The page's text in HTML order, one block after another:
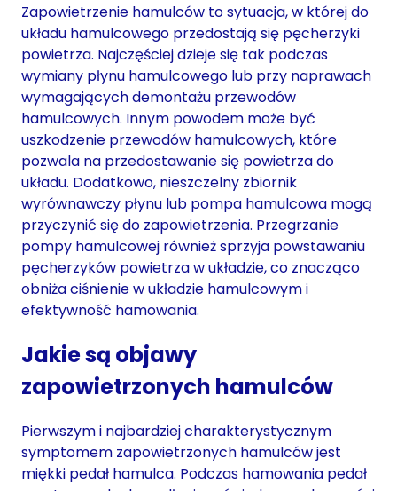
Zapowietrzenie hamulców to sytuacja, w której do
układu hamulcowego przedostają się pęcherzyki
powietrza. Najczęściej dzieje się tak podczas
wymiany płynu hamulcowego lub przy naprawach
wymagających demontażu przewodów
hamulcowych. Innym powodem może być
uszkodzenie przewodów hamulcowych, które
pozwala na przedostawanie się powietrza do
układu. Dodatkowo, nieszczelny zbiornik
wyrównawczy płynu lub pompa hamulcowa mogą
przyczynić się do zapowietrzenia. Przegrzanie
pompy hamulcowej również sprzyja powstawaniu
pęcherzyków powietrza w układzie, co znacząco
obniża ciśnienie w układzie hamulcowym i
efektywność hamowania.
Jakie są objawy
zapowietrzonych hamulców
Pierwszym i najbardziej charakterystycznym
symptomem zapowietrzonych hamulców jest
miękki pedał hamulca. Podczas hamowania pedał